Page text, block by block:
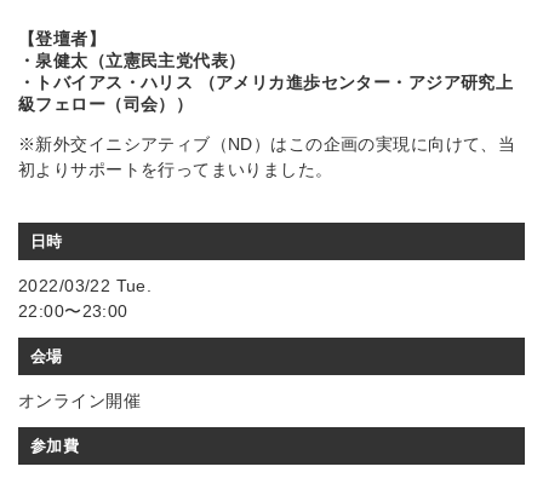
【登壇者】
・泉健太（立憲民主党代表）
・トバイアス・ハリス （アメリカ進歩センター・アジア研究上
級フェロー（司会））
※新外交イニシアティブ（ND）はこの企画の実現に向けて、当
初よりサポートを行ってまいりました。
日時
2022/03/22 Tue.
22:00〜23:00
会場
オンライン開催
参加費